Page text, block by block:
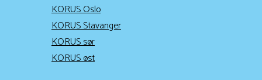
KORUS Oslo
KORUS Stavanger
KORUS sør
KORUS øst